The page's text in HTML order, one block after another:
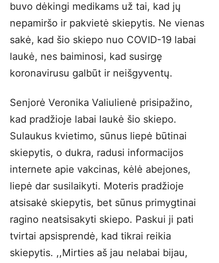
buvo dėkingi medikams už tai, kad jų
nepamiršo ir pakvietė skiepytis. Ne vienas
sakė, kad šio skiepo nuo COVID-19 labai
laukė, nes baiminosi, kad susirgę
koronavirusu galbūt ir neišgyventų.
Senjorė Veronika Valiulienė prisipažino,
kad pradžioje labai laukė šio skiepo.
Sulaukus kvietimo, sūnus liepė būtinai
skiepytis, o dukra, radusi informacijos
internete apie vakcinas, kėlė abejones,
liepė dar susilaikyti. Moteris pradžioje
atsisakė skiepytis, bet sūnus primygtinai
ragino neatsisakyti skiepo. Paskui ji pati
tvirtai apsisprendė, kad tikrai reikia
skiepytis. ,,Mirties aš jau nelabai bijau,